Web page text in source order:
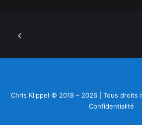
Chris Klippel © 2018 – 2026 | Tous droits
Confidentialité